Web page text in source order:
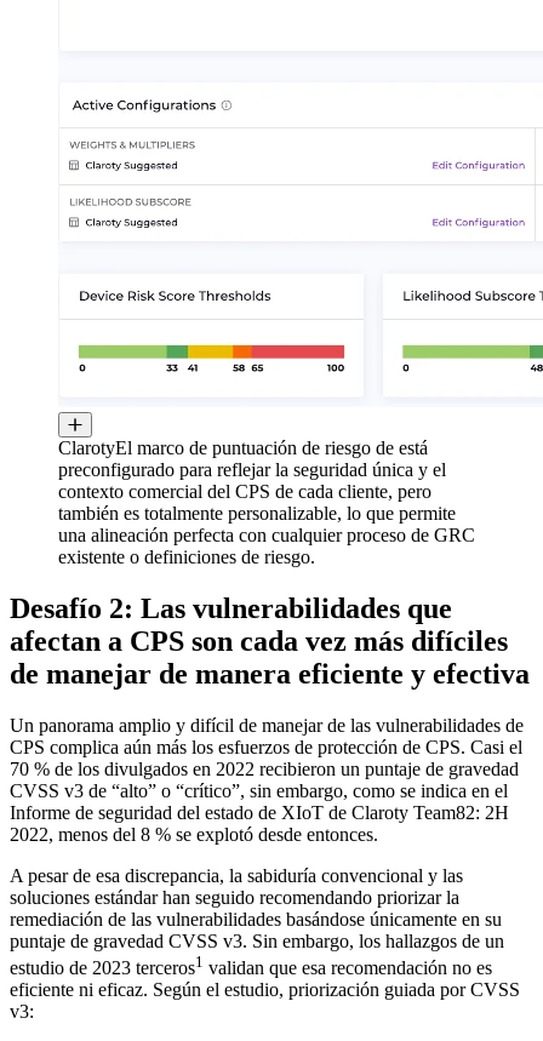
ClarotyEl marco de puntuación de riesgo de está
preconfigurado para reflejar la seguridad única y el
contexto comercial del CPS de cada cliente, pero
también es totalmente personalizable, lo que permite
una alineación perfecta con cualquier proceso de GRC
existente o definiciones de riesgo.
Desafío 2: Las vulnerabilidades que
afectan a CPS son cada vez más difíciles
de manejar de manera eficiente y efectiva
Un panorama amplio y difícil de manejar de las vulnerabilidades de
CPS complica aún más los esfuerzos de protección de CPS. Casi el
70 % de los divulgados en 2022 recibieron un puntaje de gravedad
CVSS v3 de “alto” o “crítico”, sin embargo, como se indica en el
Informe de seguridad del estado de XIoT de Claroty Team82: 2H
2022, menos del 8 % se explotó desde entonces.
A pesar de esa discrepancia, la sabiduría convencional y las
soluciones estándar han seguido recomendando priorizar la
remediación de las vulnerabilidades basándose únicamente en su
puntaje de gravedad CVSS v3. Sin embargo, los hallazgos de un
estudio de 2023 terceros1 validan que esa recomendación no es
eficiente ni eficaz. Según el estudio, priorización guiada por CVSS
v3: